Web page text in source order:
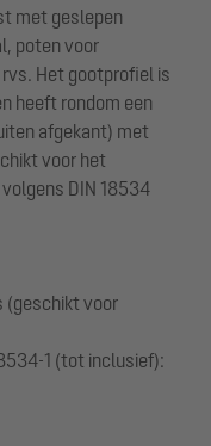
met geslepen
poten voor
Het gootprofiel is
heeft rondom een
afgekant) met
voor het
DIN 18534
(geschikt voor
1 (tot inclusief):